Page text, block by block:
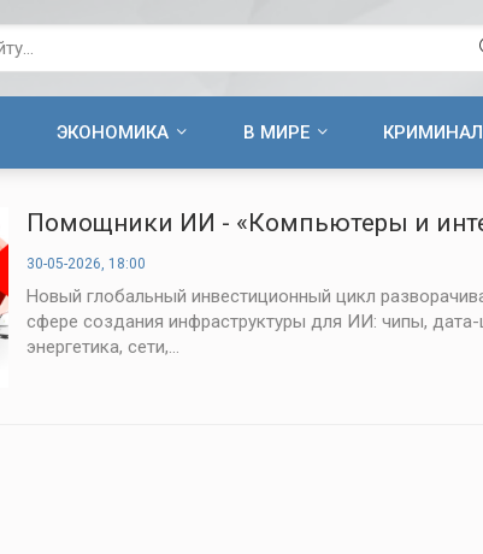
ЭКОНОМИКА В МИРЕ КРИМИНАЛ
Помощники ИИ - «Компьютеры и
30-05-2026, 18:00
Новый глобальный инвестиционный цикл
сфере создания инфраструктуры для ИИ: чипы, дата-
энергетика, сети,...